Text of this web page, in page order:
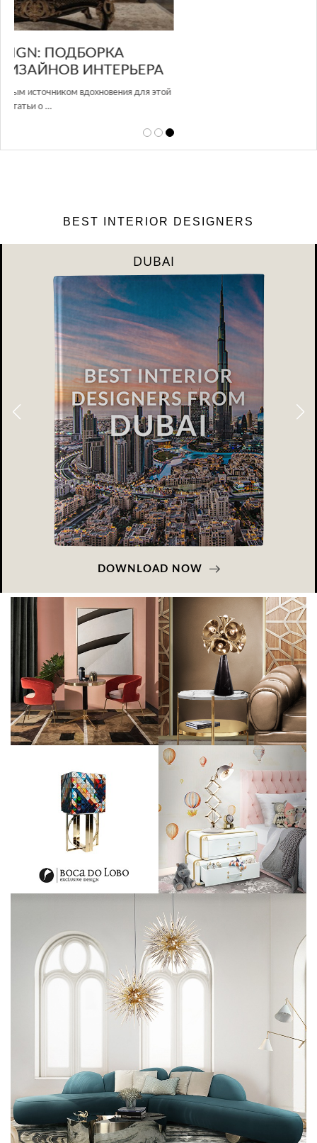
BEST INTERIOR DESIGNERS
DUBAI
DOWNLOAD NOW